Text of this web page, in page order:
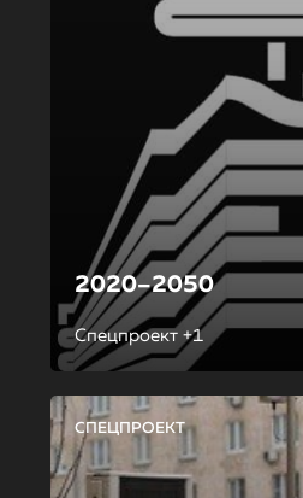
2020–2050
Спецпроект +1
СПЕЦПРОЕКТ